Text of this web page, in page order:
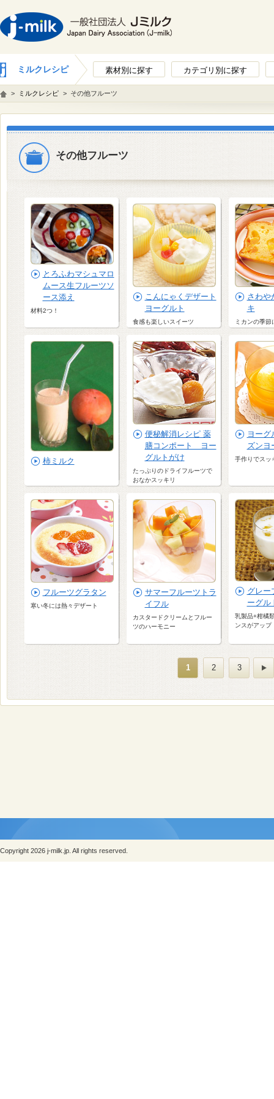
ミルクレシピ 素材別に探す カテゴリ別に探す
> ミルクレシピ > その他フルーツ
その他フルーツ
とろふわマシュマロ
ムース生フルーツソ
ース添え
材料2つ！
こんにゃくデザート
ヨーグルト
食感も楽しいスイーツ
さわや
キ
ミカンの季節
柿ミルク
便秘解消レシピ 薬
膳コンポート ヨー
グルトがけ
たっぷりのドライフルーツで
おなかスッキリ
ヨーグ
ズンヨ
手作りでスッ
フルーツグラタン
寒い冬には熱々デザート
サマーフルーツトラ
イフル
カスタードクリームとフルー
ツのハーモニー
グレー
ーグル
乳製品+柑橘
ンスがアップ
1 2 3
Copyright 2026 j-milk.jp. All rights reserved.